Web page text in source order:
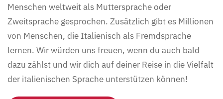
Menschen weltweit als Muttersprache oder
Zweitsprache gesprochen. Zusätzlich gibt es Millionen
von Menschen, die Italienisch als Fremdsprache
lernen. Wir würden uns freuen, wenn du auch bald
dazu zählst und wir dich auf deiner Reise in die Vielfalt
der italienischen Sprache unterstützen können!